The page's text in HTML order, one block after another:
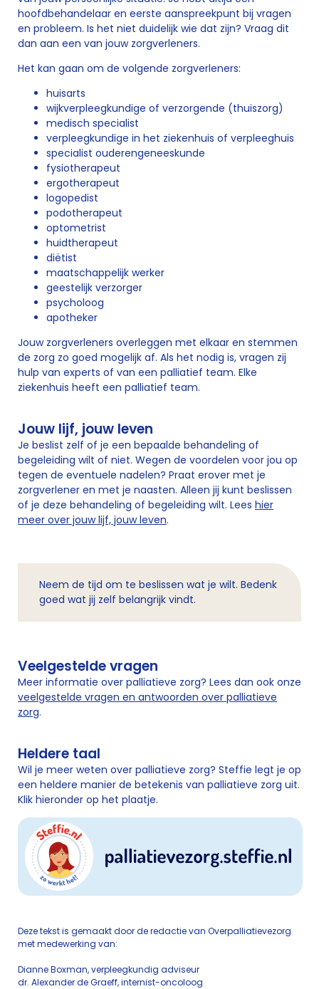
hoofdbehandelaar en eerste aanspreekpunt bij vragen
en probleem. Is het niet duidelijk wie dat zijn? Vraag dit
dan aan een van jouw zorgverleners.
Het kan gaan om de volgende zorgverleners:
huisarts
wijkverpleegkundige of verzorgende (thuiszorg)
medisch specialist
verpleegkundige in het ziekenhuis of verpleeghuis
specialist ouderengeneeskunde
fysiotherapeut
ergotherapeut
logopedist
podotherapeut
optometrist
huidtherapeut
diëtist
maatschappelijk werker
geestelijk verzorger
psycholoog
apotheker
Jouw zorgverleners overleggen met elkaar en stemmen
de zorg zo goed mogelijk af. Als het nodig is, vragen zij
hulp van experts of van een palliatief team. Elke
ziekenhuis heeft een palliatief team.
Jouw lijf, jouw leven
Je beslist zelf of je een bepaalde behandeling of
begeleiding wilt of niet. Wegen de voordelen voor jou op
tegen de eventuele nadelen? Praat erover met je
zorgverlener en met je naasten. Alleen jij kunt beslissen
of je deze behandeling of begeleiding wilt. Lees hier
meer over jouw lijf, jouw leven.
Neem de tijd om te beslissen wat je wilt. Bedenk
goed wat jij zelf belangrijk vindt.
Veelgestelde vragen
Meer informatie over palliatieve zorg? Lees dan ook onze
veelgestelde vragen en antwoorden over palliatieve
zorg.
Heldere taal
Wil je meer weten over palliatieve zorg? Steffie legt je op
een heldere manier de betekenis van palliatieve zorg uit.
Klik hieronder op het plaatje.
Deze tekst is gemaakt door de redactie van Overpalliatievezorg
met medewerking van:
Dianne Boxman, verpleegkundig adviseur
dr. Alexander de Graeff, internist-oncoloog